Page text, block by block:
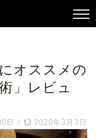
オススメの
」レビュ
日 / 2020年3月3日